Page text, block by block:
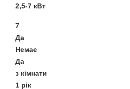
2,5-7 кВт
7
Да
Немає
Да
з кімнати
1 рік